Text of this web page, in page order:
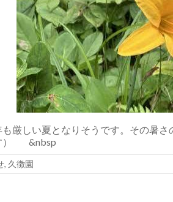
厳しい夏となりそうです。その暑
） &nbsp
, 久徴園